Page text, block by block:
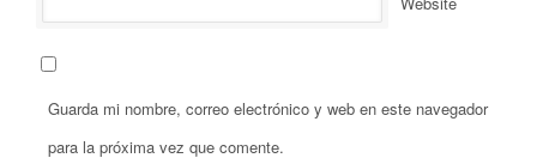
Guarda mi nombre, correo electrónico y web en este navegador
para la próxima vez que comente.